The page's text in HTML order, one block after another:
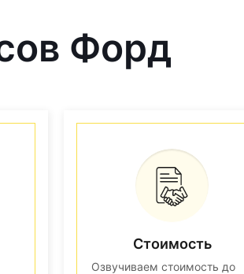
Форд
Стоимость
Озвучиваем стоимость до